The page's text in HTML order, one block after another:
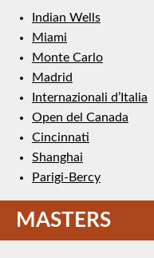
Indian Wells
Miami
Monte Carlo
Madrid
Internazionali d’Italia
Open del Canada
Cincinnati
Shanghai
Parigi-Bercy
MASTERS